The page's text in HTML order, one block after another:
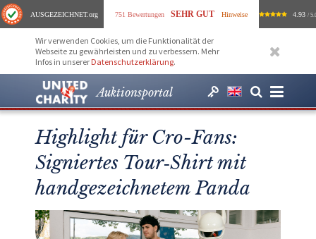
AUSGEZEICHNET.org 751 Bewertungen SEHR GUT Hinweise 4.93 /
Wir verwenden Cookies, um die Funktionalität der
Webseite zu gewährleisten und zu verbessern. Mehr
Infos in unserer Datenschutzerklärung.
Auktionsportal
Highlight für Cro-Fans:
Signiertes Tour‑Shirt mit
handgezeichnetem Panda